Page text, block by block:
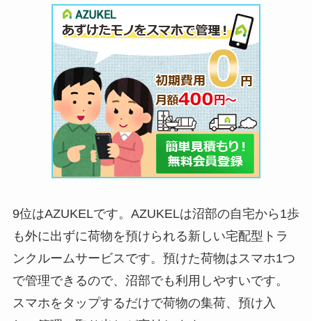
9位はAZUKELです。AZUKELは沼部の自宅から1歩
も外に出ずに荷物を預けられる新しい宅配型トラ
ンクルームサービスです。預けた荷物はスマホ1つ
で管理できるので、沼部でも利用しやすいです。
スマホをタップするだけで荷物の集荷、預け入